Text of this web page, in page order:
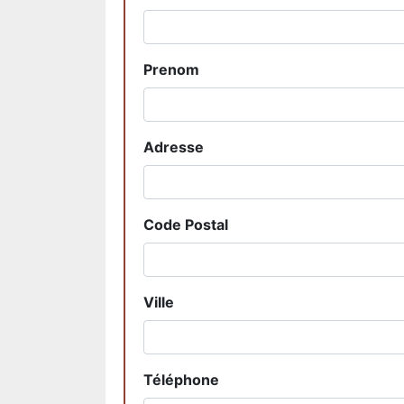
Prenom
Adresse
Code Postal
Ville
Téléphone